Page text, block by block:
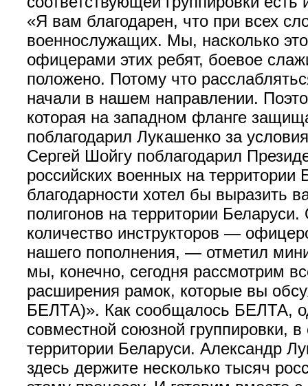
«Я вам благодарен, что при всех
военнослужащих. Мы, насколько
офицерами этих ребят, боевое
положено. Потому что
начали в нашем направлении.
которая на западном фланге
поблагодарил Лукашенко за
Сергей Шойгу поблагодарил
российских военных на
благодарности хотел бы выразить
полигонов на территории
количество инструкторов —
нашего пополнения, — отметил
мы, конечно, сегодня рассмотрим
расширения рамок, которые вы
БЕЛТА)». Как сообщалось БЕЛТА,
совместной союзной группировки,
территории Беларуси. Александр
здесь держите несколько тысяч